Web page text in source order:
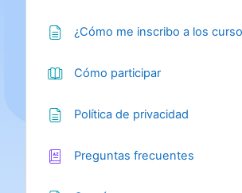
¿Cómo me inscribo a los
Cómo participarLibro
Política de privacidad
Preguntas frecuentes